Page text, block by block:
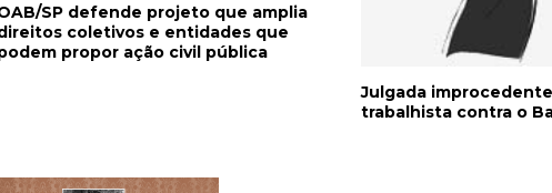
SP defende projeto que amplia
coletivos e entidades que
propor ação civil pública
Julgada
trabalhista contra o